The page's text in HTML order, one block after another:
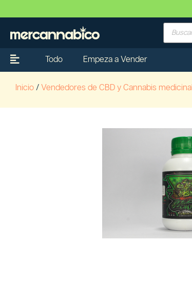
Todo Empeza a Vender
Inicio / Vendedores de CBD y Cannabis medicinal